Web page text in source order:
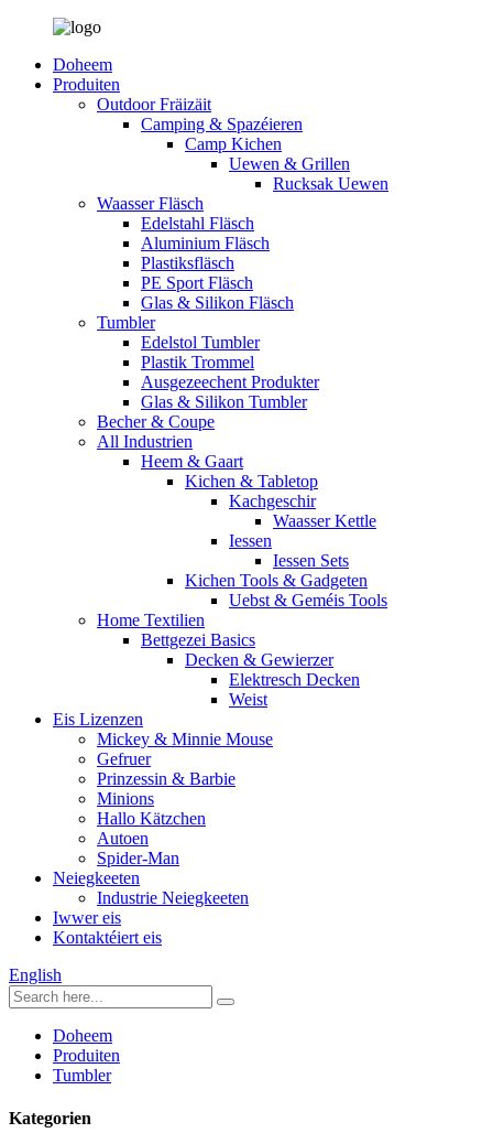
Doheem
Produiten
Outdoor Fräizäit
Camping & Spazéieren
Camp Kichen
Uewen & Grillen
Rucksak Uewen
Waasser Fläsch
Edelstahl Fläsch
Aluminium Fläsch
Plastiksfläsch
PE Sport Fläsch
Glas & Silikon Fläsch
Tumbler
Edelstol Tumbler
Plastik Trommel
Ausgezeechent Produkter
Glas & Silikon Tumbler
Becher & Coupe
All Industrien
Heem & Gaart
Kichen & Tabletop
Kachgeschir
Waasser Kettle
Iessen
Iessen Sets
Kichen Tools & Gadgeten
Uebst & Geméis Tools
Home Textilien
Bettgezei Basics
Decken & Gewierzer
Elektresch Decken
Weist
Eis Lizenzen
Mickey & Minnie Mouse
Gefruer
Prinzessin & Barbie
Minions
Hallo Kätzchen
Autoen
Spider-Man
Neiegkeeten
Industrie Neiegkeeten
Iwwer eis
Kontaktéiert eis
English
Doheem
Produiten
Tumbler
Kategorien